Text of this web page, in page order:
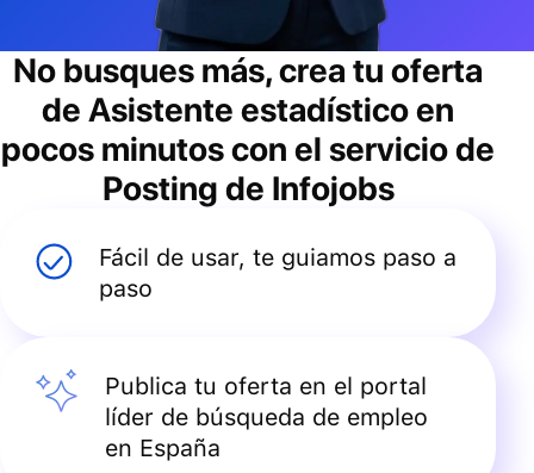
No busques más, crea tu oferta
de Asistente estadísticoen
pocos minutos con el servicio de
Posting de Infojobs
Fácil de usar, te guiamos paso a
paso
Publica tu oferta en el portal
líder de búsqueda de empleo
en España